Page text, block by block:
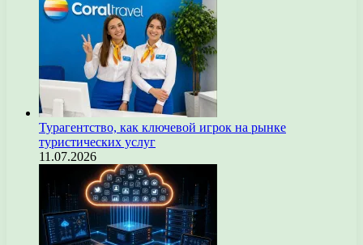
Турагентство, как ключевой игрок на рынке
туристических услуг
11.07.2026